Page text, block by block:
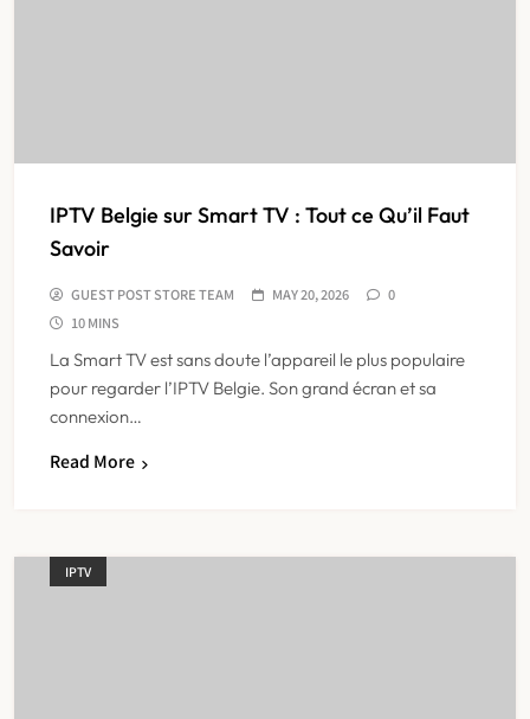
IPTV Belgie sur Smart TV : Tout ce Qu’il Faut
Savoir
GUEST POST STORE TEAM MAY 20, 2026
0
10 MINS
La Smart TV est sans doute l’appareil le plus populaire
pour regarder l’IPTV Belgie. Son grand écran et sa
connexion…
Read More
IPTV